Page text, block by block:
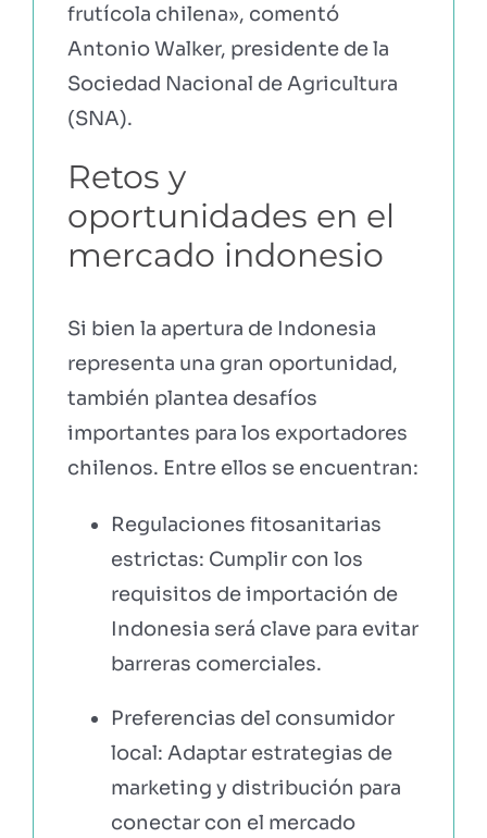
frutícola chilena», comentó
Antonio Walker, presidente de la
Sociedad Nacional de Agricultura
(SNA).
Retos y
oportunidades en el
mercado indonesio
Si bien la apertura de Indonesia
representa una gran oportunidad,
también plantea desafíos
importantes para los exportadores
chilenos. Entre ellos se encuentran:
Regulaciones fitosanitarias
estrictas: Cumplir con los
requisitos de importación de
Indonesia será clave para evitar
barreras comerciales.
Preferencias del consumidor
local: Adaptar estrategias de
marketing y distribución para
conectar con el mercado